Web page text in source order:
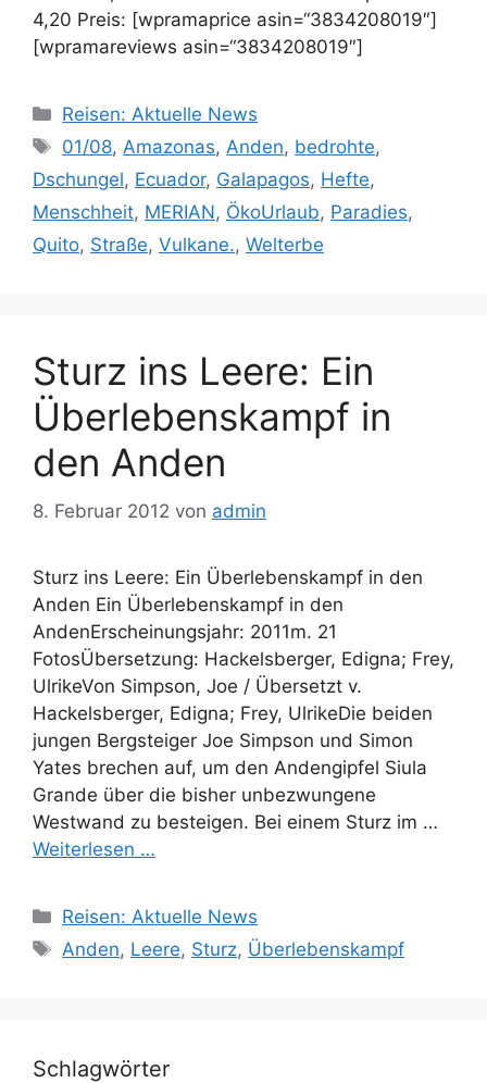
4,20 Preis: [wpramaprice asin=“3834208019″]
[wpramareviews asin=“3834208019″]
Kategorien
Reisen: Aktuelle News
Schlagwörter
01/08,Amazonas,Anden, bedrohte,
Dschungel, Ecuador, Galapagos, Hefte,
Menschheit, MERIAN, ÖkoUrlaub, Paradies,
Quito, Straße, Vulkane., Welterbe
Sturz ins Leere: Ein
Überlebenskampf in
den Anden
8. Februar 2012 von admin
Sturz ins Leere: Ein Überlebenskampf in den
Anden Ein Überlebenskampf in den
AndenErscheinungsjahr: 2011m. 21
FotosÜbersetzung: Hackelsberger, Edigna; Frey,
UlrikeVon Simpson, Joe / Übersetzt v.
Hackelsberger, Edigna; Frey, UlrikeDie beiden
jungen Bergsteiger Joe Simpson und Simon
Yates brechen auf, um den Andengipfel Siula
Grande über die bisher unbezwungene
Westwand zu besteigen. Bei einem Sturz im …
Weiterlesen …
Kategorien
Reisen: Aktuelle News
Schlagwörter
Anden, Leere, Sturz, Überlebenskampf
Schlagwörter